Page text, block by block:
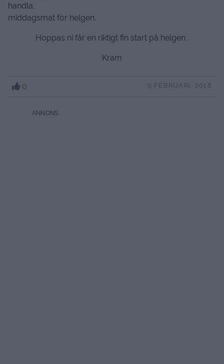
handla,
middagsmat för helgen.
Hoppas ni får en riktigt fin start på helgen .
Kram
0 9 FEBRUARI, 2018